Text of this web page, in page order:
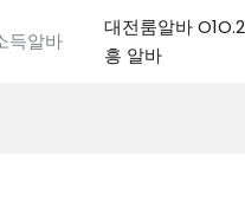
득알바
대전룸알바
흥 알바